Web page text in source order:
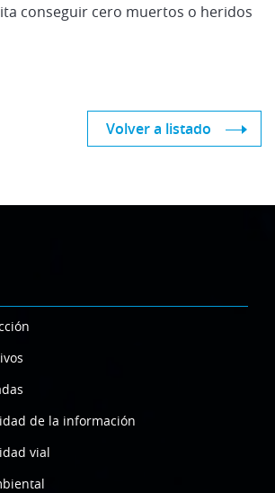
conseguir cero muertos o heridos
Volver a listado
de la información
vial